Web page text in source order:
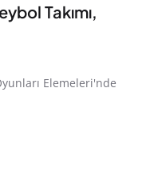
Takımı,
Elemeleri'nde